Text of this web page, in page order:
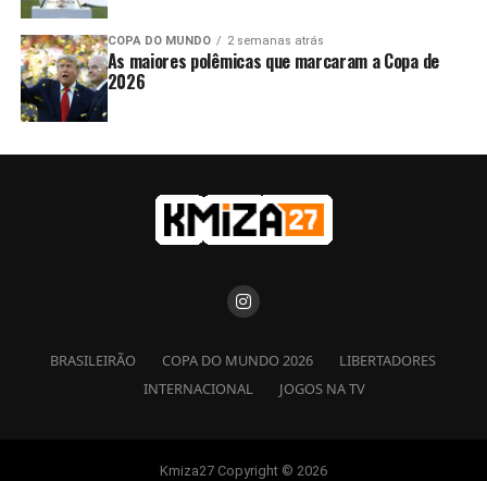
COPA DO MUNDO 2 semanas atrás
As maiores polêmicas que marcaram a Copa de
2026
BRASILEIRÃO COPA DO MUNDO 2026
LIBERTADORES
INTERNACIONAL
JOGOS NA TV
Kmiza27 Copyright © 2026